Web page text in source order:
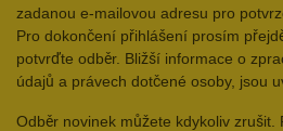
zadanou e-mailovou adresu pro
Pro dokončení přihlášení prosím
potvrďte odběr. Bližší informace o
údajů a právech dotčené osoby, jsou
Odběr novinek můžete kdykoliv zrušit.